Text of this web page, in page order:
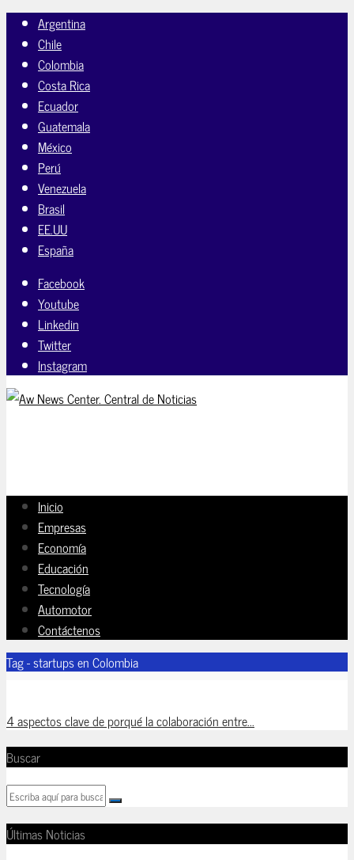
Argentina
Chile
Colombia
Costa Rica
Ecuador
Guatemala
México
Perú
Venezuela
Brasil
EE.UU
España
Facebook
Youtube
Linkedin
Twitter
Instagram
Inicio
Empresas
Economía
Educación
Tecnología
Automotor
Contáctenos
Tag - startups en Colombia
4 aspectos clave de porqué la colaboración entre...
Buscar
Últimas Noticias